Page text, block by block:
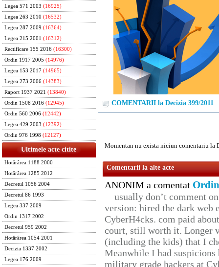
Legea 571 2003 (16925)
Legea 263 2010 (16532)
Legea 287 2009 (16364)
Legea 215 2001 (16312)
Rectificare 155 2016 (16300)
Ordin 1917 2005 (14976)
Legea 153 2017 (14965)
Legea 273 2006 (14383)
Raport 1937 2021 (13840)
Ordin 1508 2016 (12945)
Ordin 560 2006 (12442)
Legea 429 2003 (12392)
Ordin 976 1998 (12127)
Ultimele acte citite
Hotărârea 1188 2000
Hotărârea 1285 2012
Decretul 1056 2004
Decretul 86 1993
Legea 337 2009
Ordin 1317 2002
Decretul 959 2002
Hotărârea 1054 2001
Decizia 1337 2002
Legea 176 2009
COMENTARII la Decizia 399/2011
Momentan nu exista niciun comentariu la
Comentarii la alte acte
ANONIM a comentat
usually don’t comment
version: hired the dark web
CyberH4cks. com paid
court, still worth it. Longer
(including the kids) that I
Meanwhile I had
military grade hackers at